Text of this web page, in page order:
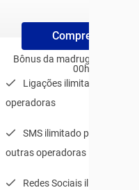
Compre ChipTim
Bônus da madrugada para
00h e 06h
Ligações ilimitadas para
operadoras
SMS ilimitado para TIM +
outras operadoras
Redes Sociais ilimitadas (